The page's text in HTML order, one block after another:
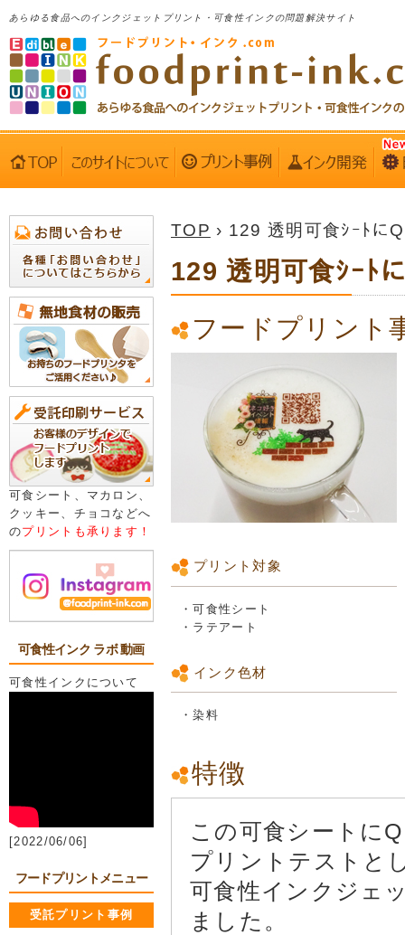
あらゆる食品へのインクジェットプリント・可食性インクの問題解決サイト
可食シート、マカロン、
クッキー、チョコなどへ
のプリントも承ります！
可食性インク ラボ 動画
可食性インクについて
[2022/06/06]
フードプリントメニュー
受託プリント事例
TOP › 129 透明可食ｼｰﾄに
129 透明可食ｼｰﾄ
フードプリント
プリント対象
・可食性シート
・ラテアート
インク色材
・染料
特徴
この可食シートに
プリントテストと
可食性インクジェ
ました。